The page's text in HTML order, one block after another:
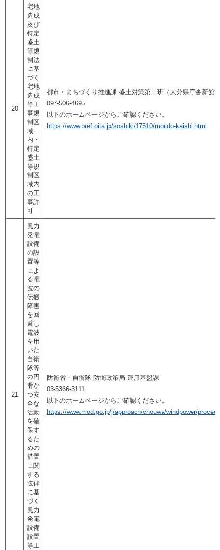
20
宅地
造成
及び
特定
盛土
等規
制法
に基
づく
宅地
造成
等工
事規
制区
域
内・
特定
盛土
等規
制区
域内
の工
事許
可
都市・まちづくり推進課 盛土対策第二班（大分県庁舎新館
097-506-4695
以下のホームページからご確認ください。
https://www.pref.oita.jp/soshiki/17510/morido-kaishi.html
21
風力
発電
設備
の設
置等
によ
る電
波の
伝搬
障害
を回
避し
電波
を用
いた
自衛
隊等
の円
滑か
つ安
全な
活動
を確
保す
るた
めの
措置
に関
する
法律
に基
づく
風力
発電
設備
設置
等工
防衛省・自衛隊 防衛政策局 運用基盤課
03-5366-3111
以下のホームページからご確認ください。
https://www.mod.go.jp/j/approach/chouwa/windpower/